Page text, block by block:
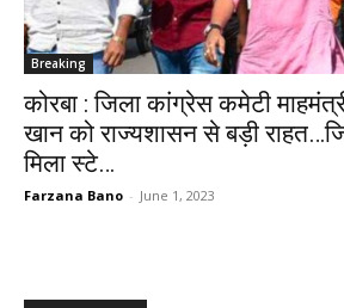
Breaking
कोरबा : जिला कांग्रेस कमेटी
खान को राज्यशासन से बड़ी
मिला स्टे…
Farzana Bano - June 1, 2023